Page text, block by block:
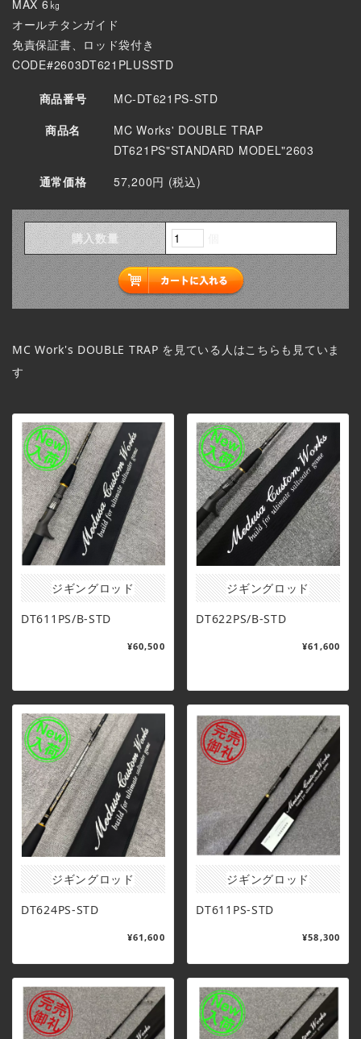
MAX 6㎏
オールチタンガイド
免責保証書、ロッド袋付き
CODE#2603DT621PLUSSTD
商品番号
MC-DT621PS-STD
商品名
MC Works' DOUBLE TRAP
DT621PS"STANDARD MODEL"2603
通常価格
57,200円 (税込)
購入数量
MC Work's DOUBLE TRAP を見ている人はこちらも見ていま
す
ジギングロッド
DT611PS/B-STD
¥60,500
ジギングロッド
DT622PS/B-STD
¥61,600
ジギングロッド
DT624PS-STD
¥61,600
ジギングロッド
DT611PS-STD
¥58,300